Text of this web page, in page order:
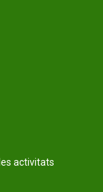
activitats